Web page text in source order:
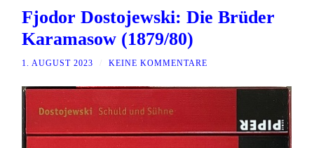
Fjodor Dostojewski: Die Brüder
Karamasow (1879/80)
1. AUGUST 2023 KEINE KOMMENTARE